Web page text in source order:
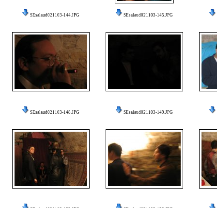
SEsalaud021103-144.JPG SEsalaud021103-145.JPG
SEsalaud021103-148.JPG SEsalaud021103-149.JPG